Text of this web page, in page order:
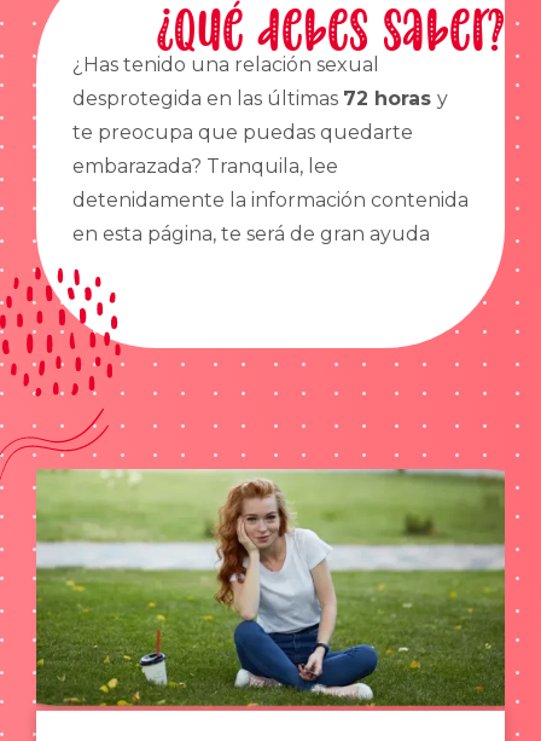
¿Qué debes saber?
¿Has tenido una relación sexual
desprotegida en las últimas 72 horas y
te preocupa que puedas quedarte
embarazada? Tranquila, lee
detenidamente la información contenida
en esta página, te será de gran ayuda